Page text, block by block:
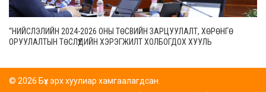
“НИЙСЛЭЛИЙН 2024-2026 ОНЫ ТӨСВИЙН ЗАРЦУУЛАЛТ, ХӨРӨНГӨ
ОРУУЛАЛТЫН ТӨСЛҮҮДИЙН ХЭРЭГЖИЛТ ХОЛБОГДОХ ХУУЛЬ
© 2026 Бүх эрх хуулиар хамгаалагдсан.